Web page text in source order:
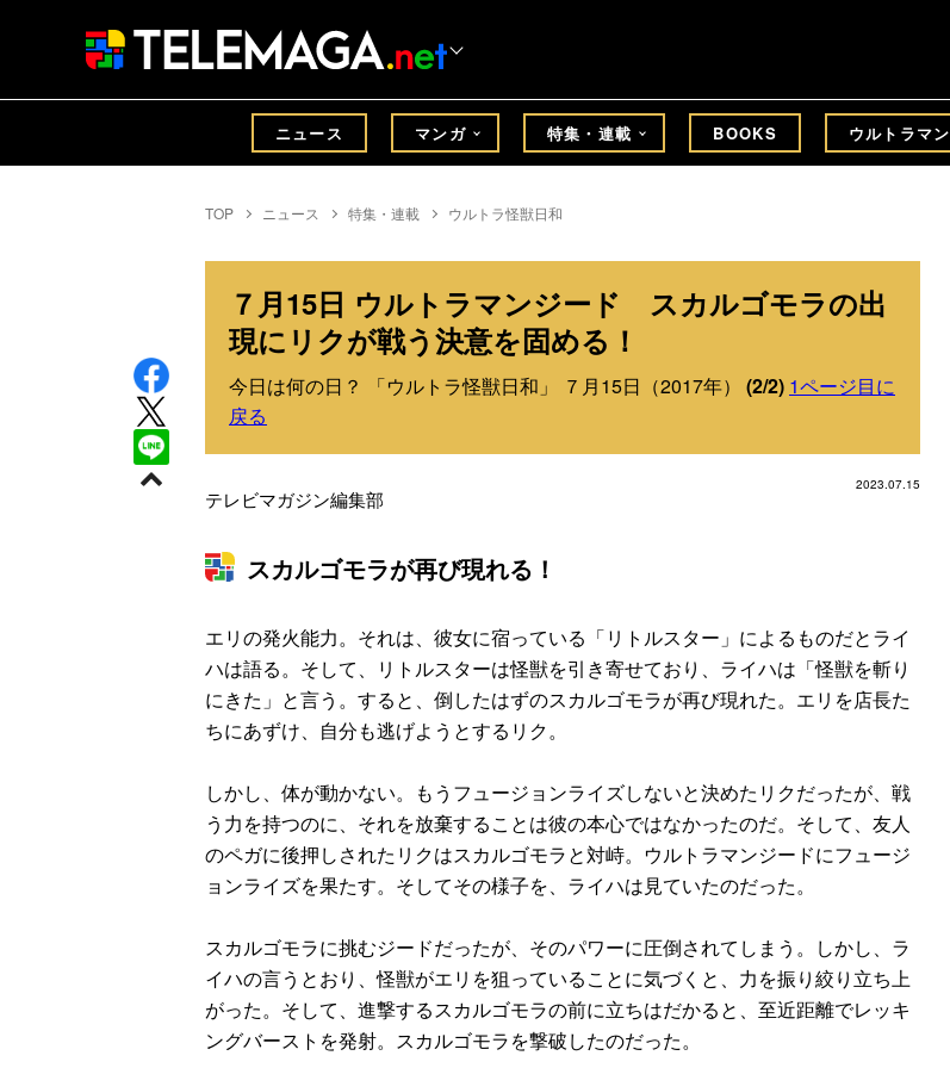
ニュース マンガ 特集・連載 BOOKS ウルトラマン
TOP ニュース 特集・連載 ウルトラ怪獣日和
７月15日 ウルトラマンジード スカルゴモラの出
現にリクが戦う決意を固める！
今日は何の日？ 「ウルトラ怪獣日和」 ７月15日（2017年） (2/2) 1ページ目に
戻る
2023.07.15
テレビマガジン編集部
スカルゴモラが再び現れる！
エリの発火能力。それは、彼女に宿っている「リトルスター」によるものだとライ
ハは語る。そして、リトルスターは怪獣を引き寄せており、ライハは「怪獣を斬り
にきた」と言う。すると、倒したはずのスカルゴモラが再び現れた。エリを店長た
ちにあずけ、自分も逃げようとするリク。
しかし、体が動かない。もうフュージョンライズしないと決めたリクだったが、戦
う力を持つのに、それを放棄することは彼の本心ではなかったのだ。そして、友人
のペガに後押しされたリクはスカルゴモラと対峙。ウルトラマンジードにフュージ
ョンライズを果たす。そしてその様子を、ライハは見ていたのだった。
スカルゴモラに挑むジードだったが、そのパワーに圧倒されてしまう。しかし、ラ
イハの言うとおり、怪獣がエリを狙っていることに気づくと、力を振り絞り立ち上
がった。そして、進撃するスカルゴモラの前に立ちはだかると、至近距離でレッキ
ングバーストを発射。スカルゴモラを撃破したのだった。